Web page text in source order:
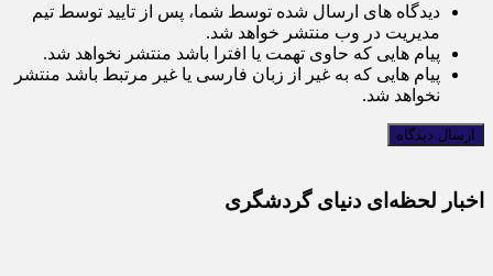
دیدگاه های ارسال شده توسط شما، پس از تایید توسط تیم
مدیریت در وب منتشر خواهد شد.
پیام هایی که حاوی تهمت یا افترا باشد منتشر نخواهد شد.
پیام هایی که به غیر از زبان فارسی یا غیر مرتبط باشد منتشر
نخواهد شد.
اخبار لحظه‌ای دنیای گردشگری